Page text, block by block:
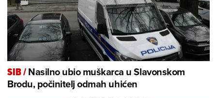
SIB/Nasilno ubio muškarca u Slavonskom
Brodu, počinitelj odmah uhićen